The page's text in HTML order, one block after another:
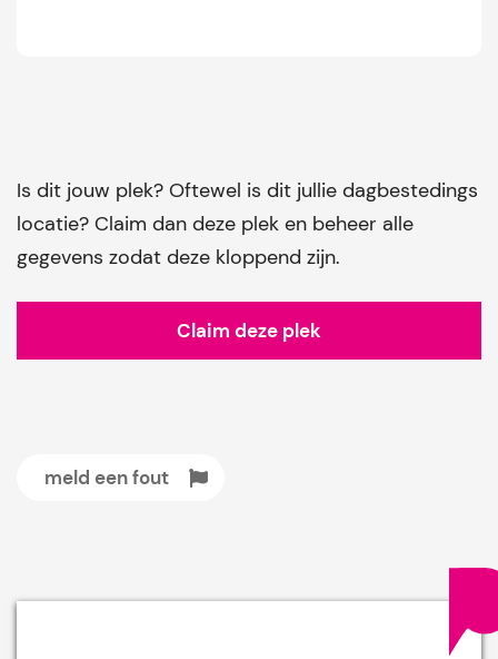
Is dit jouw plek? Oftewel is dit jullie dagbestedings
locatie? Claim dan deze plek en beheer alle
gegevens zodat deze kloppend zijn.
Claim deze plek
meld een fout